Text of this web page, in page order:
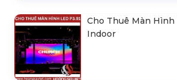
Cho Thuê Màn Hình
Indoor